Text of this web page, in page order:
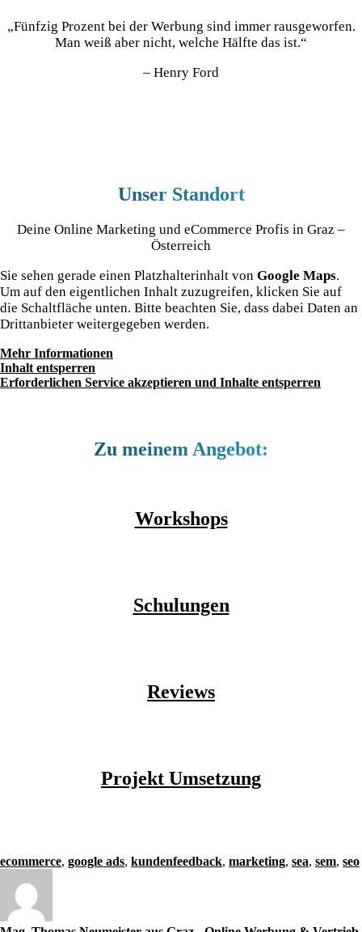
„Fünfzig Prozent bei der Werbung sind immer rausgeworfen.
Man weiß aber nicht, welche Hälfte das ist.“
– Henry Ford
Unser Standort
Deine Online Marketing und eCommerce Profis in Graz –
Österreich
Sie sehen gerade einen Platzhalterinhalt von Google Maps.
Um auf den eigentlichen Inhalt zuzugreifen, klicken Sie auf
die Schaltfläche unten. Bitte beachten Sie, dass dabei Daten an
Drittanbieter weitergegeben werden.
Mehr Informationen
Inhalt entsperren
Erforderlichen Service akzeptieren und Inhalte entsperren
Zu meinem Angebot:
Workshops
Schulungen
Reviews
Projekt Umsetzung
ecommerce, google ads, kundenfeedback, marketing, sea, sem, seo